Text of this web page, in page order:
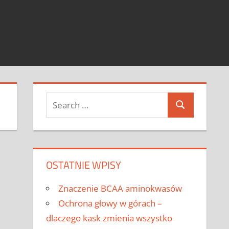
Search
for:
Search
OSTATNIE WPISY
Znaczenie BCAA aminokwasów
Ochrona głowy w górach –
dlaczego kask zmienia wszystko